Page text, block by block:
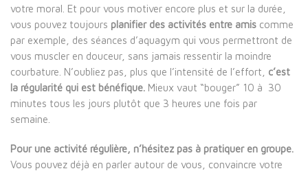
votre moral. Et pour vous motiver encore plus et sur la durée,
vous pouvez toujours planifier des activités entre amis comme
par exemple, des séances d’aquagym qui vous permettront de
vous muscler en douceur, sans jamais ressentir la moindre
courbature. N’oubliez pas, plus que l’intensité de l’effort, c’est
la régularité qui est bénéfique. Mieux vaut “bouger” 10 à 30
minutes tous les jours plutôt que 3 heures une fois par
semaine.
Pour une activité régulière, n’hésitez pas à pratiquer en groupe.
Vous pouvez déjà en parler autour de vous, convaincre votre